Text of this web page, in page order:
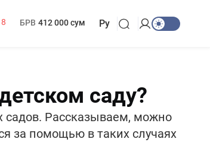
БРВ 412 000 сум Ру
саду?
садов. Рассказываем, можно
за помощью в таких случаях